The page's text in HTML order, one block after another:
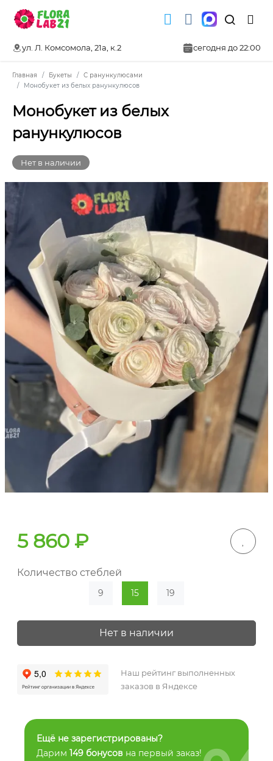
ул. Л. Комсомола, 21а, к.2 сегодня до 22:00
Главная Букеты
С ранункулюсами
Монобукет из белых ранункулюсов
Монобукет из белых
ранункулюсов
Нет в наличии
5 860 ₽
Количество стеблей
9 15 19
Нет в наличии
Наш рейтинг выполненных
заказов в Яндексе
Ещё не зарегистрированы?
Дарим 149 бонусов на первый заказ!